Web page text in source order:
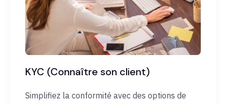
KYC (Connaître son client)
Simplifiez la conformité avec des options de